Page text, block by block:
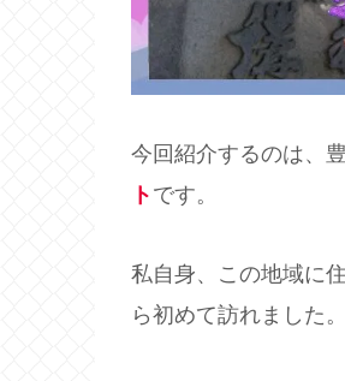
今回紹介するのは、
ト です。
私自身、この地域に
ら初めて訪れました。